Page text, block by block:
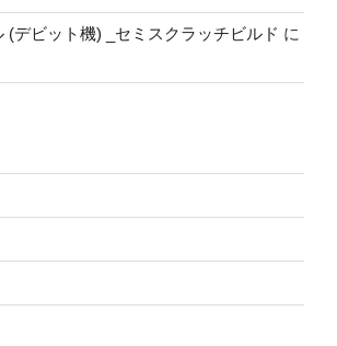
(デビット機) _セミスクラッチビルド に